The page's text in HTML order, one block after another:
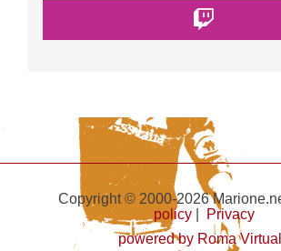
Copyright © 2000-2026
policy|
Privacy
powered by Roma